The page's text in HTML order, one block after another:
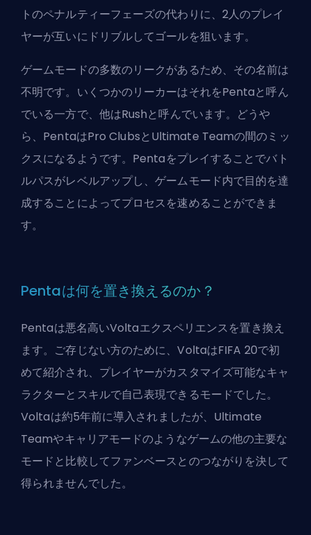
トのペナルティーフェーズの代わりに、2人のプレイ
ヤーが互いにドリブルしてゴールを狙います。
ゲームモードの多数のリークがあるため、その名前は
不明です。いくつかのリーカーはそれをPentaと呼ん
でいる一方で、他はRushと呼んでいます。どうや
ら、PentaはPro ClubsとUltimate Teamの間のミッ
クスになるようです。Pentaをプレイすることでバト
ルパスがレベルアップし、ゲームモード内で目的を達
成することによってプロセスを速めることができま
す。
Pentaは何を置き換えるのか？
Pentaは悪名高いVoltaエクスペリエンスを置き換え
ます。ご存じない方のために、VoltaはFIFA 20で初
めて紹介され、プレイヤーがカスタマイズ可能なキャ
ラクターとスキルで自己表現できるモードでした。
Voltaは約5年前に導入されましたが、Ultimate
Teamやキャリアモードのようなゲームの他の主要な
モードと比較してファンベースとのつながりを決して
得られませんでした。